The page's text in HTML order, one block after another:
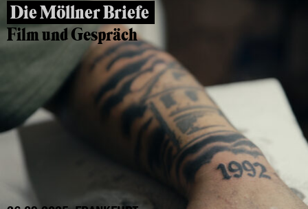
Die Möllner Briefe
Film und Gespräch